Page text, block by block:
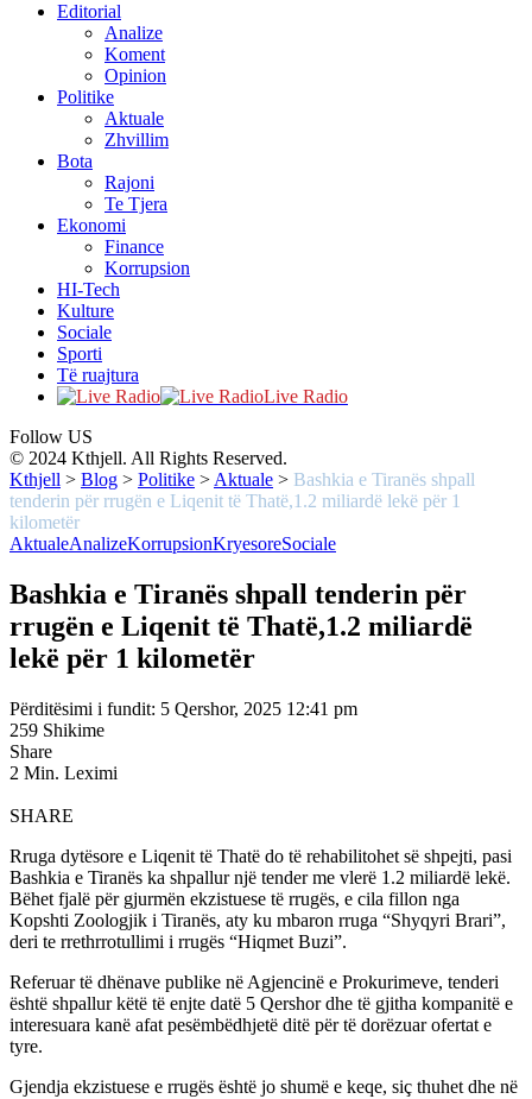
Editorial
Analize
Koment
Opinion
Politike
Aktuale
Zhvillim
Bota
Rajoni
Te Tjera
Ekonomi
Finance
Korrupsion
HI-Tech
Kulture
Sociale
Sporti
Të ruajtura
Live Radio
Follow US
© 2024 Kthjell. All Rights Reserved.
Kthjell > Blog > Politike > Aktuale > Bashkia e Tiranës shpall
tenderin për rrugën e Liqenit të Thatë,1.2 miliardë lekë për 1
kilometër
AktualeAnalizeKorrupsionKryesoreSociale
Bashkia e Tiranës shpall tenderin për
rrugën e Liqenit të Thatë,1.2 miliardë
lekë për 1 kilometër
Përditësimi i fundit: 5 Qershor, 2025 12:41 pm
259 Shikime
Share
2 Min. Leximi
SHARE
Rruga dytësore e Liqenit të Thatë do të rehabilitohet së shpejti, pasi
Bashkia e Tiranës ka shpallur një tender me vlerë 1.2 miliardë lekë.
Bëhet fjalë për gjurmën ekzistuese të rrugës, e cila fillon nga
Kopshti Zoologjik i Tiranës, aty ku mbaron rruga “Shyqyri Brari”,
deri te rrethrrotullimi i rrugës “Hiqmet Buzi”.
Referuar të dhënave publike në Agjencinë e Prokurimeve, tenderi
është shpallur këtë të enjte datë 5 Qershor dhe të gjitha kompanitë e
interesuara kanë afat pesëmbëdhjetë ditë për të dorëzuar ofertat e
tyre.
Gjendja ekzistuese e rrugës është jo shumë e keqe, siç thuhet dhe në